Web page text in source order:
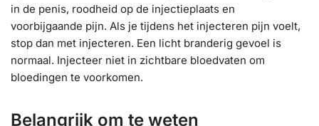
in de penis, roodheid op de injectieplaats en
voorbijgaande pijn. Als je tijdens het injecteren pijn voelt,
stop dan met injecteren. Een licht branderig gevoel is
normaal. Injecteer niet in zichtbare bloedvaten om
bloedingen te voorkomen.
Belangrijk om te weten